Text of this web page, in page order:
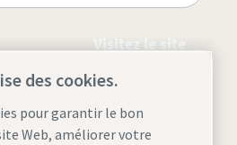
Visitez le site
des cookies.
pour garantir le bon
Web, améliorer votre